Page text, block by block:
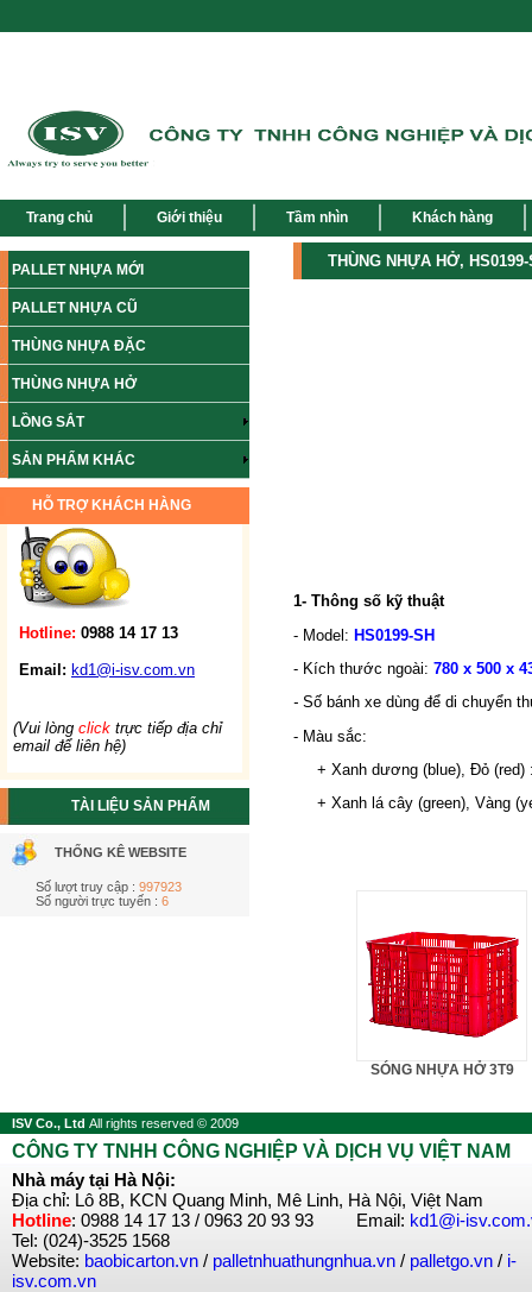
Trang chủ Giới thiệu Tầm nhìn Khách hàng
PALLET NHỰA MỚI
PALLET NHỰA CŨ
THÙNG NHỰA ĐẶC
THÙNG NHỰA HỞ
LỒNG SẮT
SẢN PHẨM KHÁC
HỖ TRỢ KHÁCH HÀNG
Hotline: 0988 14 17 13
Email: kd1@i-isv.com.vn
(Vui lòng click trực tiếp địa chỉ
email để liên hệ)
TÀI LIỆU SẢN PHẨM
THỐNG KÊ WEBSITE
Số lượt truy cập : 997923
Số người trực tuyến : 6
THÙNG NHỰA HỞ,
1- Thông số kỹ thuật
- Model: HS0199-SH
- Kích thước ngoài: 780 x 500 x
- Số bánh xe dùng để di chuyển
- Màu sắc:
+ Xanh dương (blue), Đỏ (red)
+ Xanh lá cây (green), Vàng
SÓNG NHỰA HỞ 3T9
ISV Co., Ltd All rights reserved © 2009
CÔNG TY TNHH CÔNG NGHIỆP VÀ DỊCH VỤ VIỆT NAM
Nhà máy tại Hà Nội:
Địa chỉ: Lô 8B, KCN Quang Minh, Mê Linh, Hà Nội, Việt Nam
Hotline: 0988 14 17 13 / 0963 20 93 93 Email: kd1@i-
Tel: (024)-3525 1568
Website: baobicarton.vn / palletnhuathungnhua.vn / palletgo.vn / i-
isv.com.vn